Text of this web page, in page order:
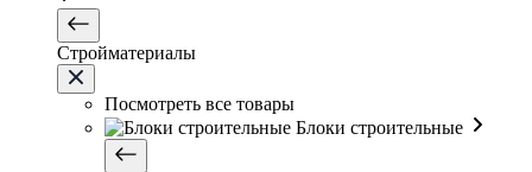
Стройматериалы
Посмотреть все товары
Блоки строительные